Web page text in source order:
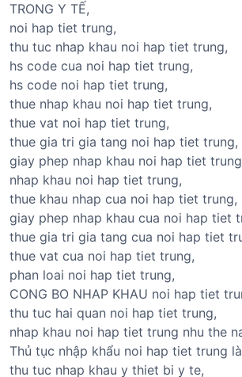
TRONG Y TẾ,
noi hap tiet trung,
thu tuc nhap khau noi hap tiet trung,
hs code cua noi hap tiet trung,
hs code noi hap tiet trung,
thue nhap khau noi hap tiet trung,
thue vat noi hap tiet trung,
thue gia tri gia tang noi hap tiet trung,
giay phep nhap khau noi hap tiet
nhap khau noi hap tiet trung,
thue khau nhap cua noi hap tiet trung,
giay phep nhap khau cua noi hap tiet
thue gia tri gia tang cua noi hap tiet
thue vat cua noi hap tiet trung,
phan loai noi hap tiet trung,
CONG BO NHAP KHAU noi hap tiet
thu tuc hai quan noi hap tiet trung,
nhap khau noi hap tiet trung nhu the
Thủ tục nhập khẩu noi hap tiet trung
thu tuc nhap khau y thiet bi y te,